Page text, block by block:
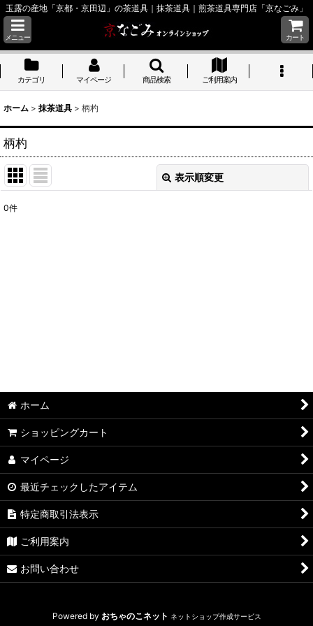
玉露の産地「京都・京田辺」の茶道具｜抹茶道具｜煎茶道具専門店「京なごみ」
メニュー カート
カテゴリ マイページ 商品検索 ご利用案内
ホーム > 抹茶道具 > 柄杓
柄杓
表示順変更
0件
ホーム
ショッピングカート
マイページ
最近チェックしたアイテム
特定商取引法表示
ご利用案内
お問い合わせ
Powered by おちゃのこネット ネットショップ作成サービス